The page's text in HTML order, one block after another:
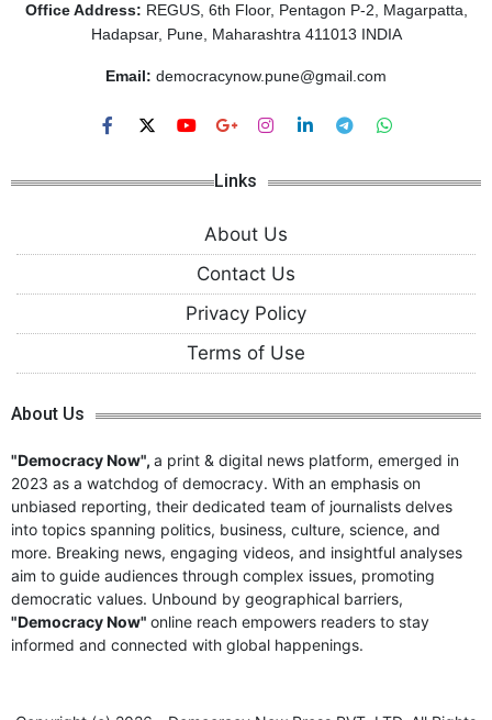
Office Address: REGUS, 6th Floor, Pentagon P-2, Magarpatta,
Hadapsar, Pune, Maharashtra 411013 INDIA
Email: democracynow.pune@gmail.com
Links
About Us
Contact Us
Privacy Policy
Terms of Use
About Us
"Democracy Now", a print & digital news platform, emerged in
2023 as a watchdog of democracy. With an emphasis on
unbiased reporting, their dedicated team of journalists delves
into topics spanning politics, business, culture, science, and
more. Breaking news, engaging videos, and insightful analyses
aim to guide audiences through complex issues, promoting
democratic values. Unbound by geographical barriers,
"Democracy Now" online reach empowers readers to stay
informed and connected with global happenings.